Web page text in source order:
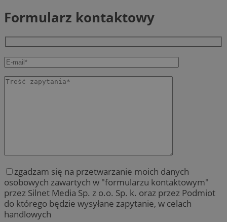
Formularz kontaktowy
zgadzam się na przetwarzanie moich danych
osobowych zawartych w "formularzu kontaktowym"
przez Silnet Media Sp. z o.o. Sp. k. oraz przez Podmiot
do którego będzie wysyłane zapytanie, w celach
handlowych